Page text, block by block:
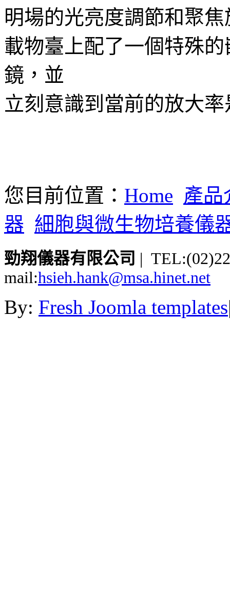
明場的光亮度調節和聚
載物臺上配了一個特殊
鏡，並
立刻意識到當前的放大
您目前位置： Home 產品
器 細胞與微生物培養儀
勁翔儀器有限公司 |
mail:hsieh.hank@msa.hinet.net
By: Fresh Joomla templates